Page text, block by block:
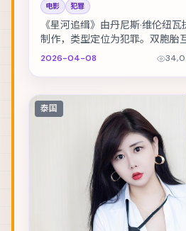
电影 犯罪
《星河追缉》由丹尼斯·维伦纽
制作，类型定位为犯罪。双胞胎
在玩笑失控后难以收场。主演包
2026-04-08
泰国